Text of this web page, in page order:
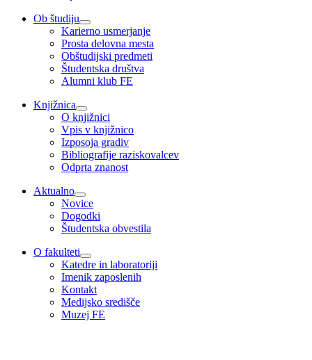
Ob študiju
Karierno usmerjanje
Prosta delovna mesta
Obštudijski predmeti
Študentska društva
Alumni klub FE
Knjižnica
O knjižnici
Vpis v knjižnico
Izposoja gradiv
Bibliografije raziskovalcev
Odprta znanost
Aktualno
Novice
Dogodki
Študentska obvestila
O fakulteti
Katedre in laboratoriji
Imenik zaposlenih
Kontakt
Medijsko središče
Muzej FE